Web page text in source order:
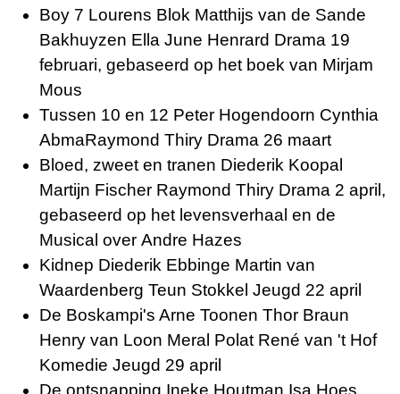
Boy 7 Lourens Blok Matthijs van de Sande
Bakhuyzen Ella June Henrard Drama 19
februari, gebaseerd op het boek van Mirjam
Mous
Tussen 10 en 12 Peter Hogendoorn Cynthia
AbmaRaymond Thiry Drama 26 maart
Bloed, zweet en tranen Diederik Koopal
Martijn Fischer Raymond Thiry Drama 2 april,
gebaseerd op het levensverhaal en de
Musical over Andre Hazes
Kidnep Diederik Ebbinge Martin van
Waardenberg Teun Stokkel Jeugd 22 april
De Boskampi's Arne Toonen Thor Braun
Henry van Loon Meral Polat René van 't Hof
Komedie Jeugd 29 april
De ontsnapping Ineke Houtman Isa Hoes